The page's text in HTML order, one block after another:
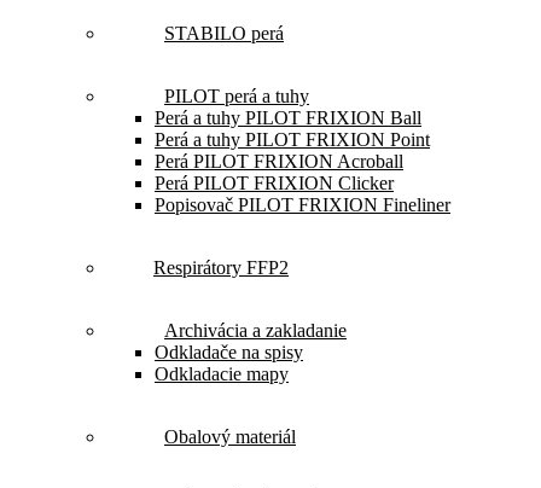
STABILO perá
PILOT perá a tuhy
Perá a tuhy PILOT FRIXION Ball
Perá a tuhy PILOT FRIXION Point
Perá PILOT FRIXION Acroball
Perá PILOT FRIXION Clicker
Popisovač PILOT FRIXION Fineliner
Respirátory FFP2
Archivácia a zakladanie
Odkladače na spisy
Odkladacie mapy
Obalový materiál